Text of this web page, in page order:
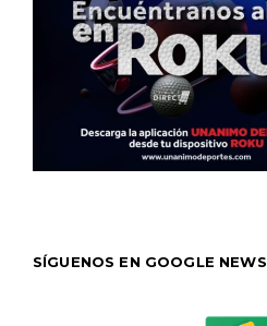
SÍGUENOS EN GOOGLE NEWS